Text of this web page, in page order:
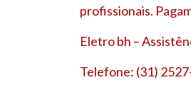
profissionais.
Eletro bh –
Telefone: (31)